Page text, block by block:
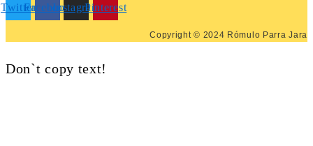
TwitterFacebookInstagramPinterest
Copyright © 2024 Rómulo Parra Jara
Don`t copy text!